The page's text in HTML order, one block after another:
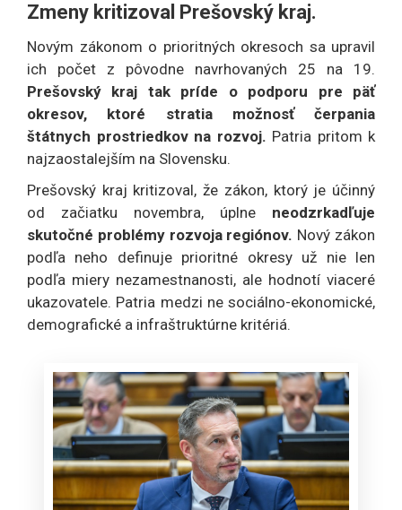
Zmeny kritizoval Prešovský kraj.
Novým zákonom o prioritných okresoch sa upravil
ich počet z pôvodne navrhovaných 25 na 19.
Prešovský kraj tak príde o podporu pre päť
okresov, ktoré stratia možnosť čerpania
štátnych prostriedkov na rozvoj. Patria pritom k
najzaostalejším na Slovensku.
Prešovský kraj kritizoval, že zákon, ktorý je účinný
od začiatku novembra, úplne neodzrkadľuje
skutočné problémy rozvoja regiónov. Nový zákon
podľa neho definuje prioritné okresy už nie len
podľa miery nezamestnanosti, ale hodnotí viaceré
ukazovatele. Patria medzi ne sociálno-ekonomické,
demografické a infraštruktúrne kritériá.